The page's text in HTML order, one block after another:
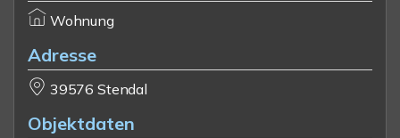
Wohnung
Adresse
39576 Stendal
Objektdaten